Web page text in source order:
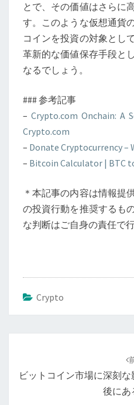
とで、その価値はさらに
す。このような仮想通貨
コインを投資の対象とし
革新的な価値保存手段と
なるでしょう。
### 参考記事
– Crypto.com Onchain: A
Crypto.com
– Donate Cryptocurrency –
– Bitcoin Calculator | BTC
＊本記事の内容は情報提
の投資行動を推奨するも
な判断はご自身の責任で
Crypto
ナビットコイン市場に深刻
後にあ